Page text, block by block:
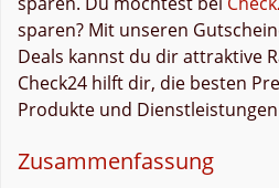
sparen? Mit unseren
Deals kannst du dir attraktive
Check24 hilft dir, die besten
Produkte und
Zusammenfassung